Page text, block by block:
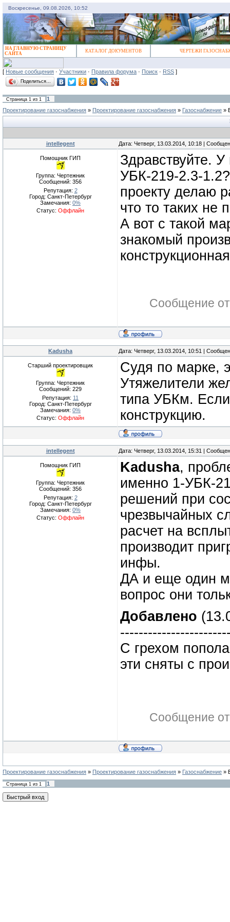
Воскресенье, 09.08.2026, 10:52
НА ГЛАВНУЮ СТРАНИЦУ
САЙТА
КАТАЛОГ ДОКУМЕНТОВ ЧЕРТЕЖИ
[ Новые сообщения · Участники · Правила форума · Поиск · RSS ]
Поделиться…
Страница 1 из 1
1
Проектирование газоснабжения » Проектирование газоснабжения » Газоснабжение »
intellegent Дата: Четверг, 13.03.2014, 10:18 |
Помощник ГИП
Группа: Чертежник
Сообщений: 356
Репутация: 2
Город: Санкт-Петербург
Замечания: 0%
Статус: Оффлайн
Здравствуйте.
УБК-219-2.3-
проекту делаю
что то таких
А вот с такой
знакомый
Сообщение
Kadusha Дата: Четверг, 13.03.2014, 10:51 |
Старший проектировщик
Группа: Чертежник
Сообщений: 229
Репутация: 11
Город: Санкт-Петербург
Замечания: 0%
Статус: Оффлайн
Судя по марке,
Утяжелители
типа УБКм. Если
конструкцию.
intellegent Дата: Четверг, 13.03.2014, 15:31 |
Помощник ГИП
Группа: Чертежник
Сообщений: 356
Репутация: 2
Город: Санкт-Петербург
Замечания: 0%
Статус: Оффлайн
Kadusha,
именно 1-УБК-
решений при
чрезвычайных
расчет на
производит
инфы.
ДА и еще один
вопрос они
Добавлено
С грехом
эти сняты с
Сообщение
Проектирование газоснабжения » Проектирование газоснабжения » Газоснабжение »
Страница 1 из 1 1